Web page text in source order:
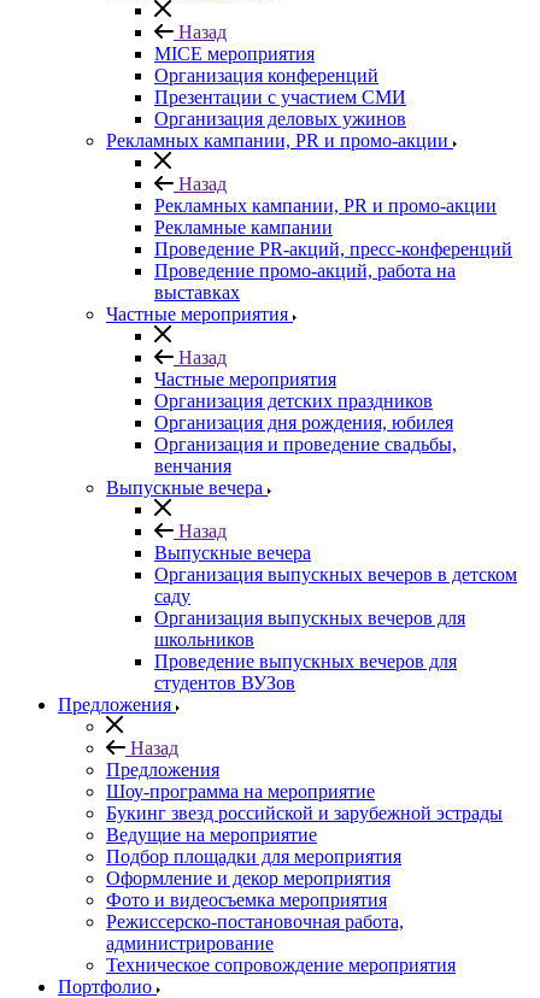
Назад
MICE мероприятия
Организация конференций
Презентации с участием СМИ
Организация деловых ужинов
Рекламных кампании, PR и промо-акции
Назад
Рекламных кампании, PR и промо-акции
Рекламные кампании
Проведение PR-акций, пресс-конференций
Проведение промо-акций, работа на
выставках
Частные мероприятия
Назад
Частные мероприятия
Организация детских праздников
Организация дня рождения, юбилея
Организация и проведение свадьбы,
венчания
Выпускные вечера
Назад
Выпускные вечера
Организация выпускных вечеров в детском
саду
Организация выпускных вечеров для
школьников
Проведение выпускных вечеров для
студентов ВУЗов
Предложения
Назад
Предложения
Шоу-программа на мероприятие
Букинг звезд российской и зарубежной эстрады
Ведущие на мероприятие
Подбор площадки для мероприятия
Оформление и декор мероприятия
Фото и видеосъемка мероприятия
Режиссерско-постановочная работа,
администрирование
Техническое сопровождение мероприятия
Портфолио